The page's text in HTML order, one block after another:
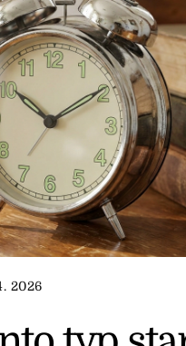
2026